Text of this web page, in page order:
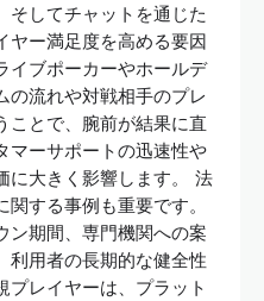
そしてチャットを通じた
ヤー満足度を高める要因
イブポーカーやホールデ
の流れや対戦相手のプレ
ことで、腕前が結果に直
マーサポートの迅速性や
に大きく影響します。 法
する事例も重要です。
ン期間、専門機関への案
利用者の長期的な健全性
プレイヤーは、プラット